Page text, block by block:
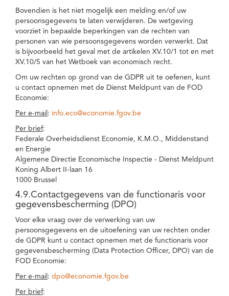
Bovendien is het niet mogelijk een melding en/of uw
persoonsgegevens te laten verwijderen. De wetgeving
voorziet in bepaalde beperkingen van de rechten van
personen van wie persoonsgegevens worden verwerkt. Dat
is bijvoorbeeld het geval met de artikelen XV.10/1 tot en met
XV.10/5 van het Wetboek van economisch recht.
Om uw rechten op grond van de GDPR uit te oefenen, kunt
u contact opnemen met de Dienst Meldpunt van de FOD
Economie:
Per e-mail : info.eco@economie.fgov.be
Per brief:
Federale Overheidsdienst Economie, K.M.O., Middenstand
en Energie
Algemene Directie Economische Inspectie - Dienst Meldpunt
Koning Albert II-laan 16
1000 Brussel
4.9.Contactgegevens van de functionaris voor
gegevensbescherming (DPO)
Voor elke vraag over de verwerking van uw
persoonsgegevens en de uitoefening van uw rechten onder
de GDPR kunt u contact opnemen met de functionaris voor
gegevensbescherming (Data Protection Officer, DPO) van de
FOD Economie:
Per e-mail : dpo@economie.fgov.be
Per brief: